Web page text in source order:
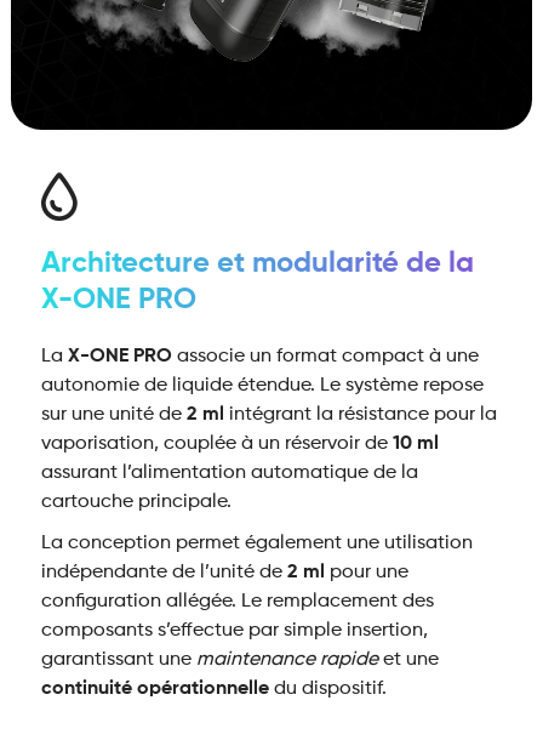
Architecture et modularité de la
X-ONE PRO
La X-ONE PROassocie un format compact à une
autonomie de liquide étendue. Le système repose
sur une unité de 2 ml
intégrant la résistance pour la
vaporisation, couplée à un réservoir de 10 ml
assurant l’alimentation automatique de la
cartouche principale.
La conception permet également une utilisation
indépendante de l’unité de 2 ml
pour une
configuration allégée. Le remplacement des
composants s’effectue par simple insertion,
garantissant une maintenance rapideet une
continuité opérationnelledu dispositif.